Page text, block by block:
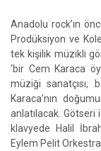
Anadolu rock’ın
Prodüksiyon ve
tek kişilik müzikli
‘bir Cem Karaca
müziği sanatçısı,
Karaca’nın
anlatılacak.
klavyede Halil
Eylem Pelit